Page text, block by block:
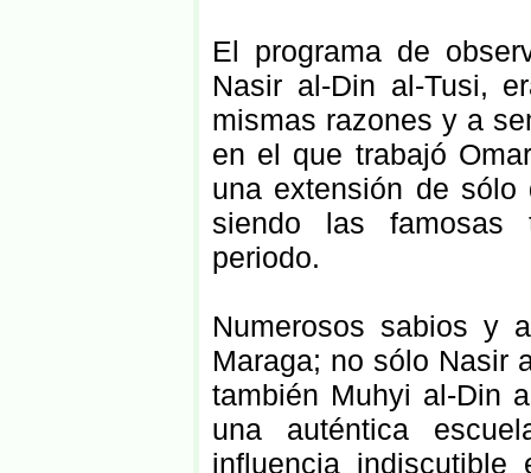
El programa de
Nasir al-Din al-Tusi,
mismas razones y a
en el que trabajó
una extensión de
siendo las famosas
periodo.
Numerosos sabios y
Maraga; no sólo Nasir
también Muhyi al-Din
una auténtica
influencia